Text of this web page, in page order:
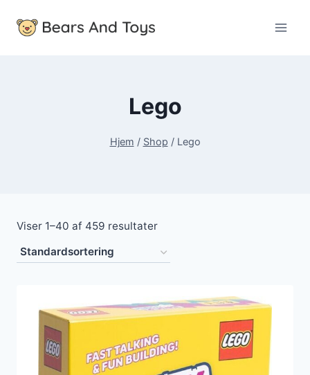
Lego
Hjem / Shop / Lego
Viser 1–40 af 459 resultater